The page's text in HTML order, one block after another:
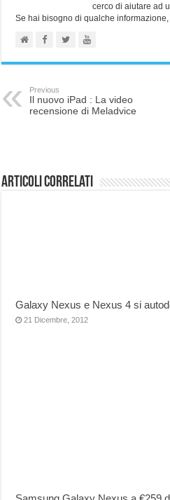
cerco di aiutare ad
Se hai bisogno di qualche
Previous
Il nuovo iPad : La video
recensione di Meladvice
Articoli correlati
Galaxy Nexus e Nexus 4 si
21 Dicembre, 2012